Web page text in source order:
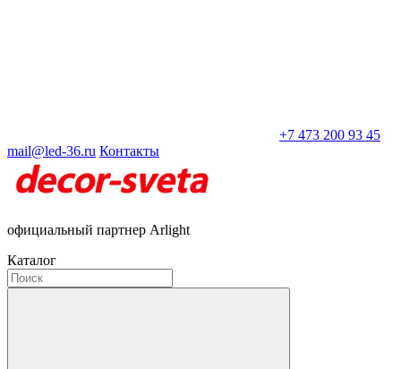
+7 473 200 93 45
mail@led-36.ru Контакты
официальный партнер Arlight
Каталог